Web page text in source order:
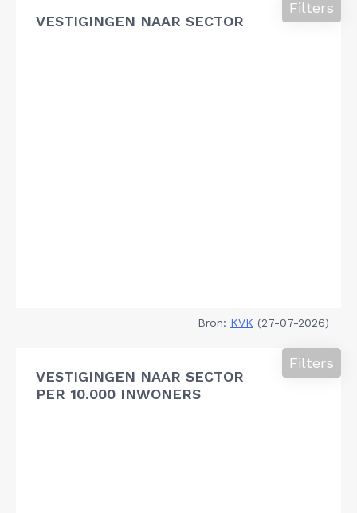
VESTIGINGEN NAAR SECTOR
Filters
Bron: KVK (27-07-2026)
VESTIGINGEN NAAR SECTOR
PER 10.000 INWONERS
Filters